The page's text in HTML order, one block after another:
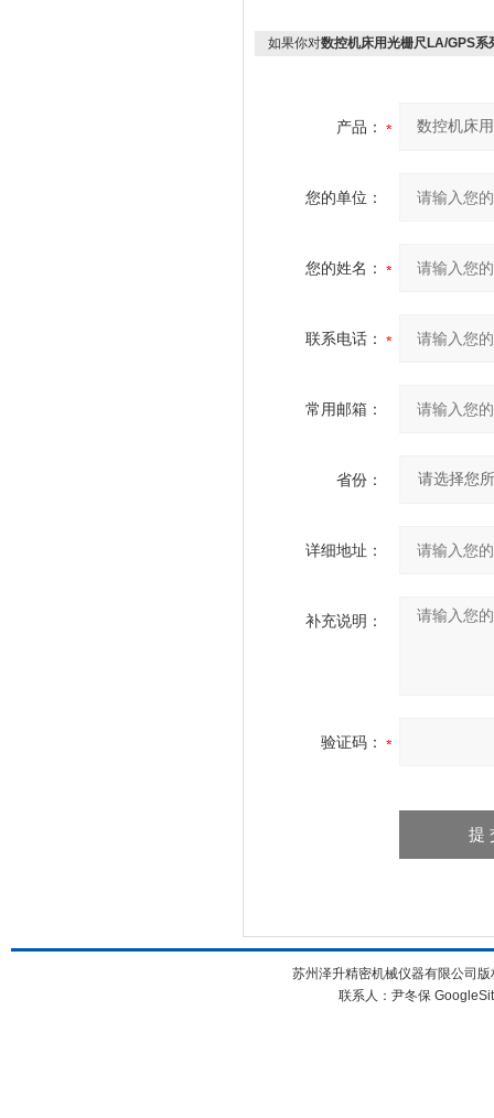
如果你对数控机床用光栅尺LA/GPS系
产品：
您的单位：
您的姓名：
联系电话：
常用邮箱：
省份：
详细地址：
补充说明：
验证码：
苏州泽升精密机械仪器有限公司
联系人：尹冬保